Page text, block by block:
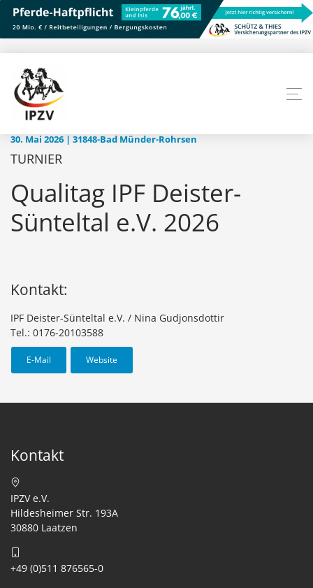
30. Mai 2026 | 31848-Bad Münder-Rohrsen
TURNIER
Qualitag IPF Deister-
Sünteltal e.V. 2026
Kontakt:
IPF Deister-Sünteltal e.V. / Nina Gudjonsdottir
Tel.: 0176-20103588
E-Mail Website
Kontakt
IPZV e.V.
Hildesheimer Str. 193A
30880 Laatzen
+49 (0)511 876565-0